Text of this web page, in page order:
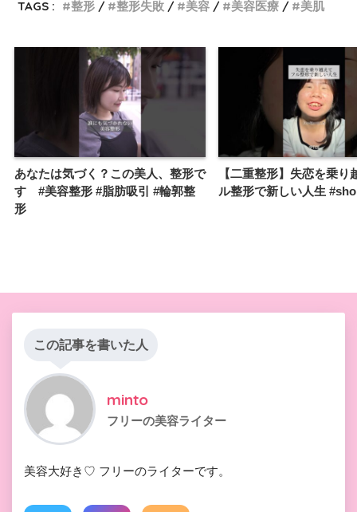
TAGS :
整形 整形失敗 美容 美容医療 美肌
あなたは気づく？この美人、整形で
す #美容整形 #脂肪吸引 #輪郭整
形
【二重整形】失恋を乗り
ル整形で新しい人生
この記事を書いた人
minto
フリーの美容ライター
美容大好き♡ フリーのライターです。